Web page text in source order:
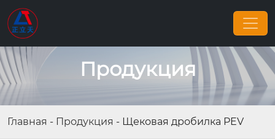
Продукция
Главная - Продукция - Щековая дробилка PEV